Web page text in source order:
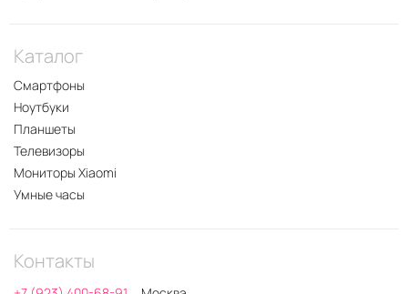
Каталог
Смартфоны
Ноутбуки
Планшеты
Телевизоры
Мониторы Xiaomi
Умные часы
Контакты